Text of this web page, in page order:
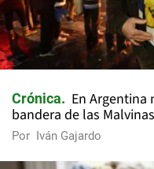
Crónica
En
bandera de las
Por Iván Gajardo